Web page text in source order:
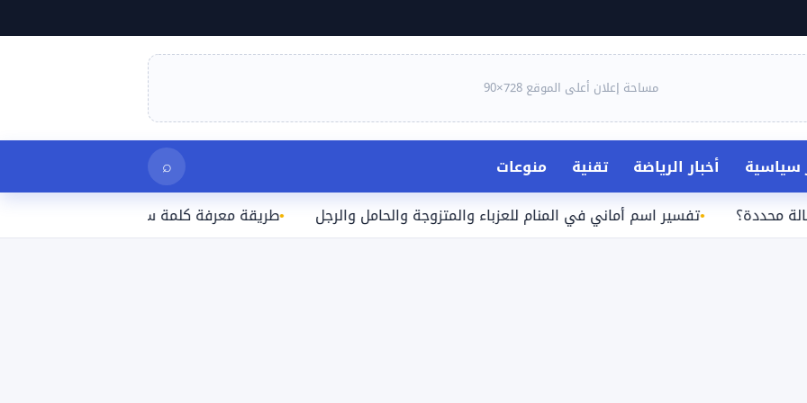
مساحة إعلان أعلى الموقع 728×90
سياسية أخبار الرياضة تقنية منوعات ⌕
تفسير اسم أماني في المنام للعزباء والمتزوجة والحامل والرجل طريقة معرفة كلمة سر الواي فاي المتصل بها على